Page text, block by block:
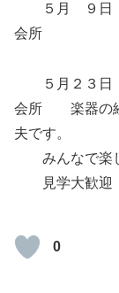
５月 ９日（
会所
５月２３日
会所 楽器の経
夫です。
みんなで楽し
見学大歓迎
0